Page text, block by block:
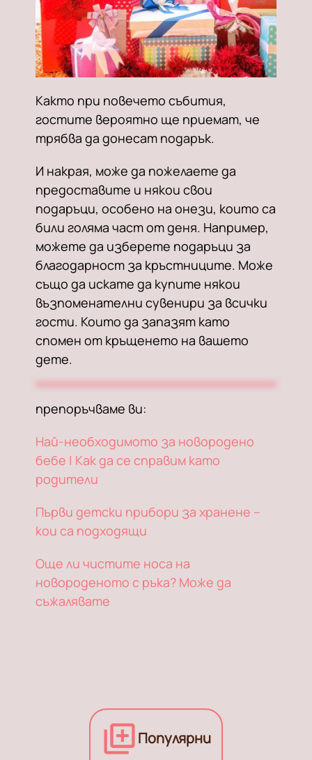
Както при повечето събития,
гостите вероятно ще приемат, че
трябва да донесат подарък.
И накрая, може да пожелаете да
предоставите и някои свои
подаръци, особено на онези, които са
били голяма част от деня. Например,
можете да изберете подаръци за
благодарност за кръстниците. Може
също да искате да купите някои
възпоменателни сувенири за всички
гости. Които да запазят като
спомен от кръщенето на вашето
дете.
препоръчваме ви:
Най-необходимото за новородено
бебе | Как да се справим като
родители
Първи детски прибори за хранене –
кои са подходящи
Още ли чистите носа на
новороденoто с ръка? Може да
съжалявате
Популярни